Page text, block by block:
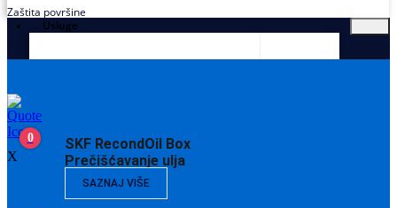
Zaštita površine
Usluge
SKF RecondOil Box
Prečišćavanje ulja
SAZNAJ VIŠE
0
X